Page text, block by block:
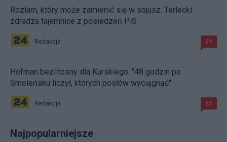
Rozłam, który może zamienić się w sojusz. Terlecki
zdradza tajemnice z posiedzeń PiS
Redakcja 89
Hofman bezlitosny dla Kurskiego. "48 godzin po
Smoleńsku liczył, których posłów wyciągnąć"
Redakcja 85
Najpopularniejsze